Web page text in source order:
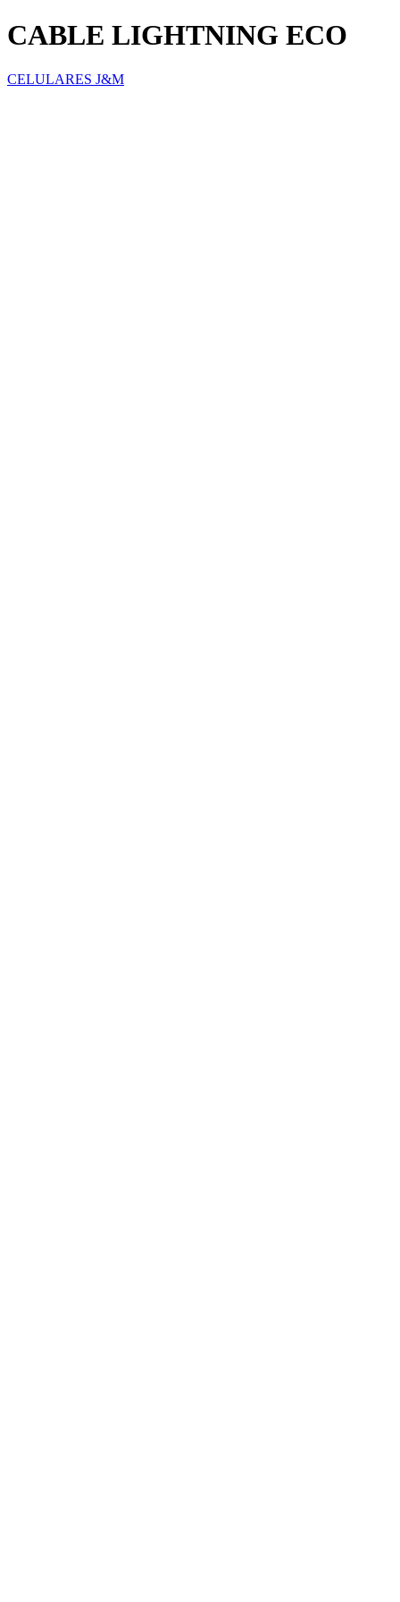
CABLE LIGHTNING ECO
CELULARES J&M